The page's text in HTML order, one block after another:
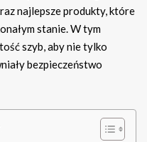
najlepsze produkty, które
stanie. W tym
szyb, aby nie tylko
bezpieczeństwo